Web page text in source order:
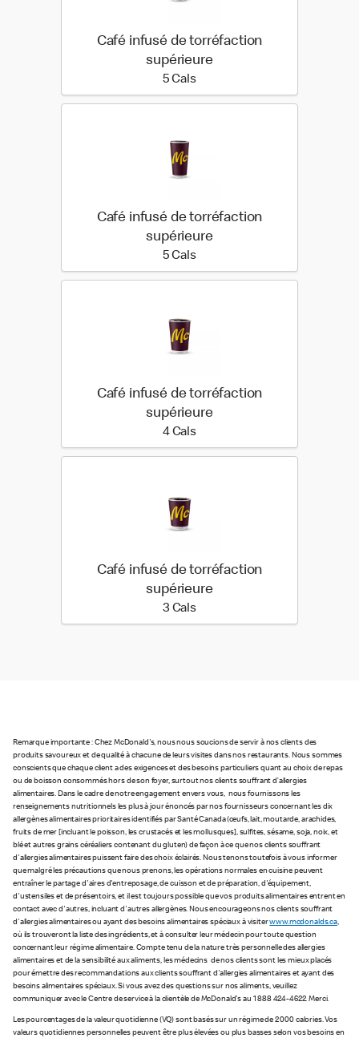
Café infusé de torréfaction
supérieure
5 Cals5 calories
Café infusé de torréfaction
supérieure
5 Cals5 calories
Café infusé de torréfaction
supérieure
4 Cals4 calories
Café infusé de torréfaction
supérieure
3 Cals3 calories
Remarque importante : Chez McDonald's, nous nous soucions de servir à nos clients des
produits savoureux et de qualité à chacune de leurs visites dans nos restaurants. Nous sommes
conscients que chaque client a des exigences et des besoins particuliers quant au choix de repas
ou de boisson consommés hors de son foyer, surtout nos clients souffrant d’allergies
alimentaires. Dans le cadre de notre engagement envers vous, nous fournissons les
renseignements nutritionnels les plus à jour énoncés par nos fournisseurs concernant les dix
allergènes alimentaires prioritaires identifiés par Santé Canada (œufs, lait, moutarde, arachides,
fruits de mer [incluant le poisson, les crustacés et les mollusques], sulfites, sésame, soja, noix, et
blé et autres grains céréaliers contenant du gluten) de façon à ce que nos clients souffrant
d'allergies alimentaires puissent faire des choix éclairés. Nous tenons toutefois à vous informer
que malgré les précautions que nous prenons, les opérations normales en cuisine peuvent
entraîner le partage d'aires d'entreposage, de cuisson et de préparation, d'équipement,
d'ustensiles et de présentoirs, et il est toujours possible que vos produits alimentaires entrent en
contact avec d'autres, incluant d'autres allergènes. Nous encourageons nos clients souffrant
d'allergies alimentaires ou ayant des besoins alimentaires spéciaux à visiterwww.mcdonalds.ca,
où ils trouveront la liste des ingrédients, et à consulter leur médecin pour toute question
concernant leur régime alimentaire. Compte tenu de la nature très personnelle des allergies
alimentaires et de la sensibilité aux aliments, les médecins de nos clients sont les mieux placés
pour émettre des recommandations aux clients souffrant d'allergies alimentaires et ayant des
besoins alimentaires spéciaux. Si vous avez des questions sur nos aliments, veuillez
communiquer avec le Centre de service à la clientèle de McDonald's au 1 888 424-4622. Merci.
Les pourcentages de la valeur quotidienne (VQ) sont basés sur un régime de 2 000 calories. Vos
valeurs quotidiennes personnelles peuvent être plus élevées ou plus basses selon vos besoins en